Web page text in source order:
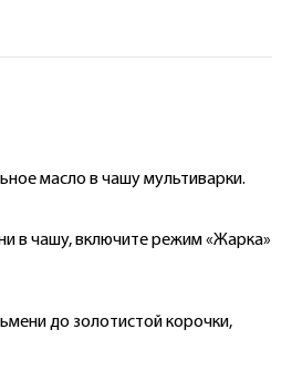
масло в чашу мультиварки.
в чашу, включите режим «Жарка»
до золотистой корочки,